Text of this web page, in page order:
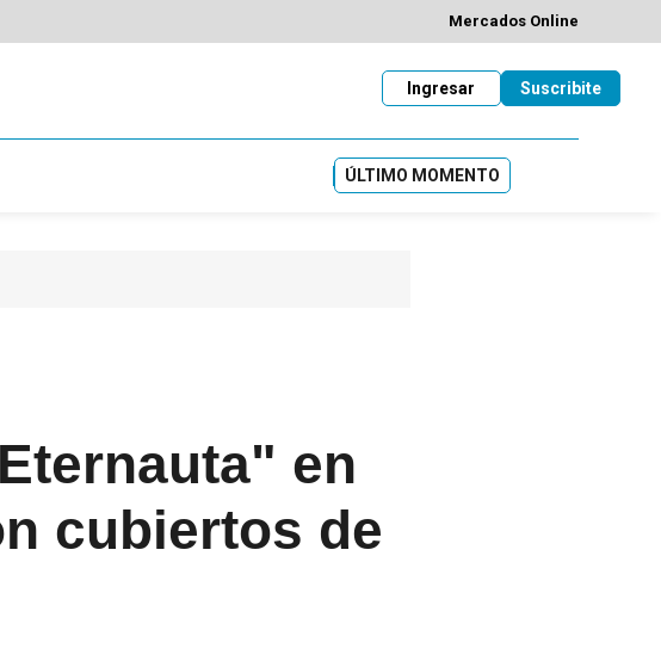
Mercados Online
Suscribite
Ingresar
ÚLTIMO MOMENTO
en
cubiertos de